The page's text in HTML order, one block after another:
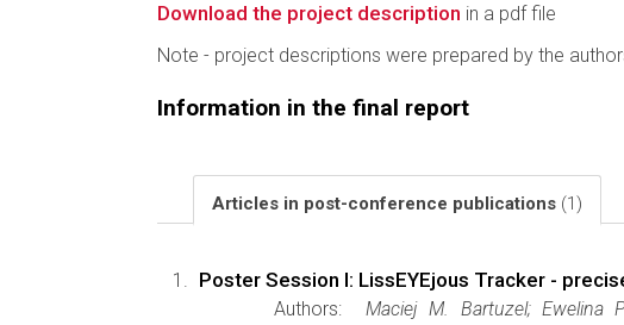
Download the project description in a pdf file
Note - project descriptions were prepared by the
Information in the final report
Articles in post-conference publications (1)
Poster Session I: LissEYEjous Tracker -
Authors:
Maciej M. Bartuzel; Ewelina